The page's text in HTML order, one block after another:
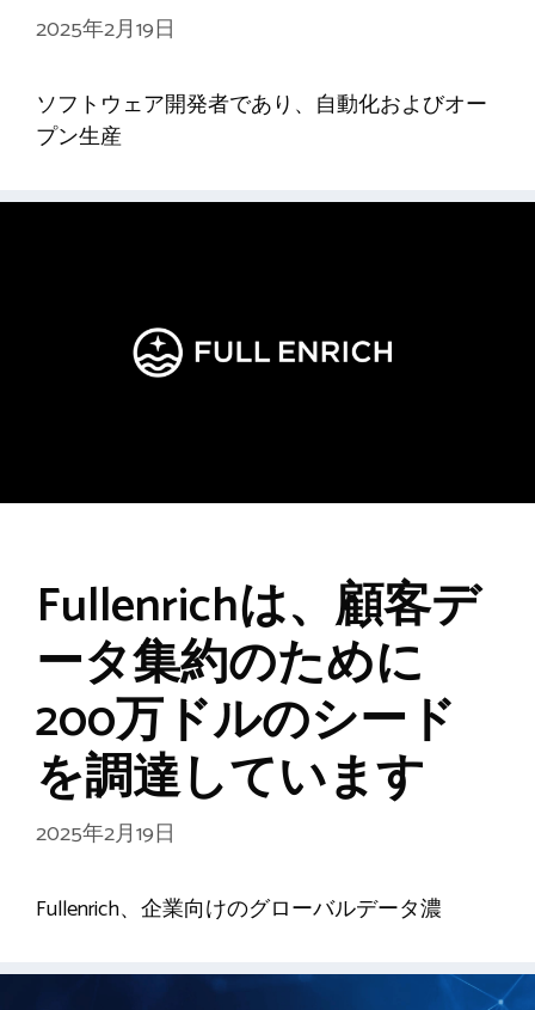
2025年2月19日
ソフトウェア開発者であり、自動化およびオー
プン生産
Fullenrichは、顧客デ
ータ集約のために
200万ドルのシード
を調達しています
2025年2月19日
Fullenrich、企業向けのグローバルデータ濃